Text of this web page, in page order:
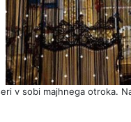
v sobi majhnega otroka.